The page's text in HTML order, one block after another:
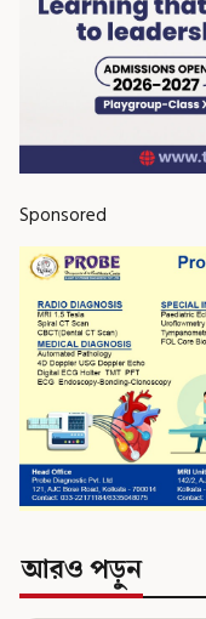
Sponsored
আরও পড়ুন